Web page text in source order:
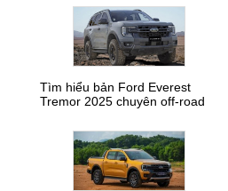
Tìm hiểu bản Ford Everest
Tremor 2025 chuyên off-road